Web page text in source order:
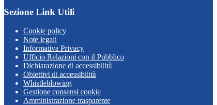
Sezione Link Utili
Cookie policy
Note legali
Informativa Privacy
Ufficio Relazioni con il Pubblico
Dichiarazione di accessibilità
Obiettivi di accessibilità
Whistleblowing
Gestione consensi cookie
Amministrazione trasparente